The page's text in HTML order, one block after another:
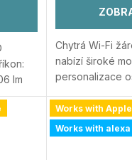
lm
Chytrá Wi-Fi
nabízí široké
personalizace
výkonné
Přizpůsobitelný
světla a výběr z
Works with
Works with alexa